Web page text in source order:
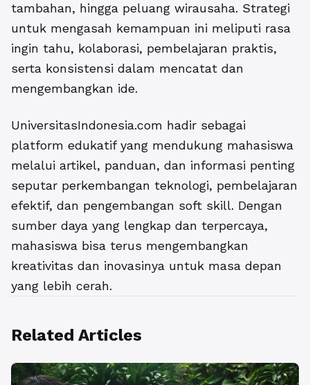
tambahan, hingga peluang wirausaha. Strategi
untuk mengasah kemampuan ini meliputi rasa
ingin tahu, kolaborasi, pembelajaran praktis,
serta konsistensi dalam mencatat dan
mengembangkan ide.
UniversitasIndonesia.com hadir sebagai
platform edukatif yang mendukung mahasiswa
melalui artikel, panduan, dan informasi penting
seputar perkembangan teknologi, pembelajaran
efektif, dan pengembangan soft skill. Dengan
sumber daya yang lengkap dan terpercaya,
mahasiswa bisa terus mengembangkan
kreativitas dan inovasinya untuk masa depan
yang lebih cerah.
Related Articles